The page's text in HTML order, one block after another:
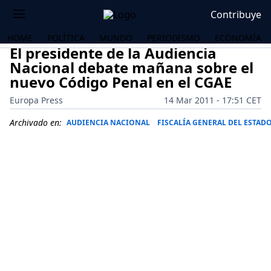
Contribuye
HOME POLÍTICA MUNDO PERIODISMO ECONOMÍA
El presidente de la Audiencia
Nacional debate mañana sobre el
nuevo Código Penal en el CGAE
Europa Press
14 Mar 2011 - 17:51 CET
Archivado en: AUDIENCIA NACIONAL FISCALÍA GENERAL DEL